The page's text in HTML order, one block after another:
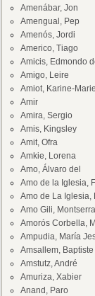
Amenábar, Jon
Amengual, Pep
Amenós, Jordi
Americo, Tiago
Amicis, Edmondo
Amigo, Leire
Amiot, Karine-Marie
Amir
Amira, Sergio
Amis, Kingsley
Amit, Ofra
Amkie, Lorena
Amo, Álvaro del
Amo de la Iglesia,
Amo de La Iglesia,
Amo Gili,
Amorós Corbella,
Ampudia, María
Amsallem, Baptiste
Amstutz, André
Amuriza, Xabier
Anand, Paro